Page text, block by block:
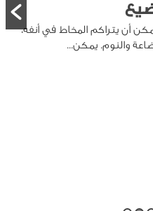
أن يتراكم المخاط في أنفه،
والنوم. يمكن...